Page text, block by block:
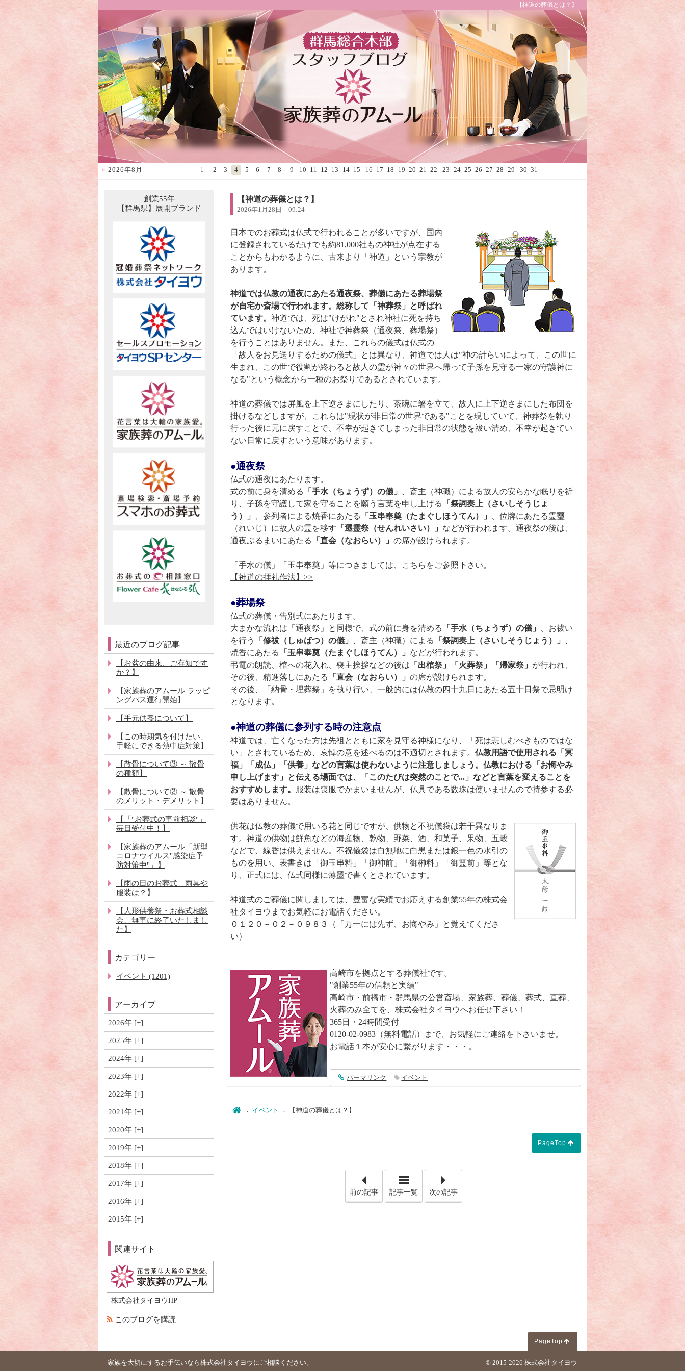
【神道の葬儀とは？】
Calendar
« 2026年8月 1 2 3 4 5 6 7 8 9 10 11 12 13 14 15 16 17 18 19 20 21 22 23 24 25 26 27 28 29 30 31
【神道の葬儀とは？】
2026年1月28日｜09:24
日本でのお葬式は仏式で行われることが多いですが、国内
に登録されているだけでも約81,000社もの神社が点在する
ことからもわかるように、古来より「神道」という宗教が
あります。
神道では仏教の通夜にあたる通夜祭、葬儀にあたる葬場祭
が自宅か斎場で行われます。総称して「神葬祭」と呼ばれ
ています。 神道では、死は"けがれ"とされ神社に死を持ち
込んではいけないため、神社で神葬祭（通夜祭、葬場祭）
を行うことはありません。また、これらの儀式は仏式の
「故人をお見送りするための儀式」とは異なり、神道では人は"神の計らいによって、この世に
生まれ、この世で役割が終わると故人の霊が神々の世界へ帰って子孫を見守る一家の守護神に
なる"という概念から一種のお祭りであるとされています。
神道の葬儀では屏風を上下逆さまにしたり、茶碗に箸を立て、故人に上下逆さまにした布団を
掛けるなどしますが、これらは"現状が非日常の世界である"ことを現していて、神葬祭を執り
行った後に元に戻すことで、不幸が起きてしまった非日常の状態を祓い清め、不幸が起きてい
ない日常に戻すという意味があります。
●通夜祭
仏式の通夜にあたります。
式の前に身を清める
「手水（ちょうず）の儀」
、斎主（神職）による故人の安らかな眠りを祈
り、子孫を守護して家を守ることを願う言葉を申し上げる
「祭詞奏上（さいしそうじょ
う）」
、参列者による焼香にあたる 「玉串奉奠（たまぐしほうてん）」
、位牌にあたる霊璽
（れいじ）に故人の霊を移す 「遷霊祭（せんれいさい）」 などが行われます。通夜祭の後は、
通夜ぶるまいにあたる
「直会（なおらい）」 の席が設けられます。
「手水の儀」「玉串奉奠」等につきましては、こちらをご参照下さい。
【神道の拝礼作法】>>
●葬場祭
仏式の葬儀・告別式にあたります。
大まかな流れは「通夜祭」と同様で、式の前に身を清める
「手水（ちょうず）の儀」
、お祓い
を行う
「修祓（しゅばつ）の儀」 、斎主（神職）による 「祭詞奏上（さいしそうじょう）」
焼香にあたる
「玉串奉奠（たまぐしほうてん）」 などが行われます。
弔電の朗読、棺への花入れ、喪主挨拶などの後は 「出棺祭」「火葬祭」「帰家祭」 が行われ、
その後、精進落しにあたる
「直会（なおらい）」 の席が設けられます。
その後、「納骨・埋葬祭」を執り行い、一般的には仏教の四十九日にあたる五十日祭で忌明け
となります。
●神道の葬儀に参列する時の注意点
神道では、亡くなった方は先祖とともに家を見守る神様になり、「死は悲しむべきものではな
い」とされているため、哀悼の意を述べるのは不適切とされます。 仏教用語で使用される「冥
福」「成仏」「供養」などの言葉は使わないように注意しましょう。仏教における「お悔やみ
申し上げます」と伝える場面では、「このたびは突然のことで...」などと言葉を変えることを
おすすめします。
服装は喪服でかまいませんが、仏具である数珠は使いませんので持参する必
要はありません。
供花は仏教の葬儀で用いる花と同じですが、供物と不祝儀袋は若干異なりま
す。神道の供物は鮮魚などの海産物、乾物、野菜、酒、和菓子、果物、五穀
などで、線香は供えません。不祝儀袋は白無地に白黒または銀一色の水引の
ものを用い、表書きは「御玉串料」「御神前」「御榊料」「御霊前」等とな
り、正式には、仏式同様に薄墨で書くとされています。
神道式のご葬儀に関しましては、豊富な実績でお応えする創業55年の株式会
社タイヨウまでお気軽にお電話ください。
０１２０－０２－０９８３（「万一には先ず、お悔やみ」と覚えてくださ
い）
高崎市を拠点とする葬儀社です。
"創業55年の信頼と実績"
高崎市・前橋市・群馬県の公営斎場、家族葬、葬儀、葬式、直葬、
火葬のみ全てを、株式会社タイヨウへお任せ下さい！
365日・24時間受付
0120-02-0983（無料電話）まで、お気軽にご連絡を下さいませ。
お電話１本が安心に繋がります・・・。
entry5125
パーマリンク イベント
ホーム
イベント 【神道の葬儀とは？】
PageTop
前の記事 記事一覧
「【キリスト教の葬儀とは？】」
次の記事
創業55年
【群馬県】展開ブランド
最近のブログ記事
【お盆の由来、ご存知です
か？】
【家族葬のアムール ラッピ
ングバス運行開始】
【手元供養について】
【この時期気を付けたい、
手軽にできる熱中症対策】
【散骨について③ ～ 散骨
の種類】
【散骨について② ～ 散骨
のメリット・デメリット】
【「"お葬式の事前相談"」
毎日受付中！】
【家族葬のアムール「新型
コロナウイルス"感染症予
防対策中"」】
【雨の日のお葬式 雨具や
服装は？】
【人形供養祭・お葬式相談
会、無事に終了いたしまし
た】
カテゴリー
イベント (1201)
アーカイブ
2026年
2025年
2024年
2023年
2022年
2021年
2020年
2019年
2018年
2017年
2016年
2015年
関連サイト
株式会社タイヨウHP
このブログを購読
PageTop
© 2015-2026 株式会社タイヨウ
家族を大切にするお手伝いなら株式会社タイヨウにご相談ください。